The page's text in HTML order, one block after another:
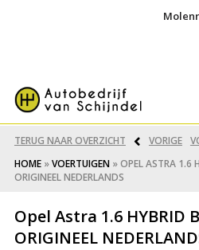
TERUG NAAR OVERZICHT VORIGE
HOME»VOERTUIGEN»OPEL ASTRA 1.6
ORIGINEEL NEDERLANDS
Opel Astra 1.6 HYBRID
ORIGINEEL